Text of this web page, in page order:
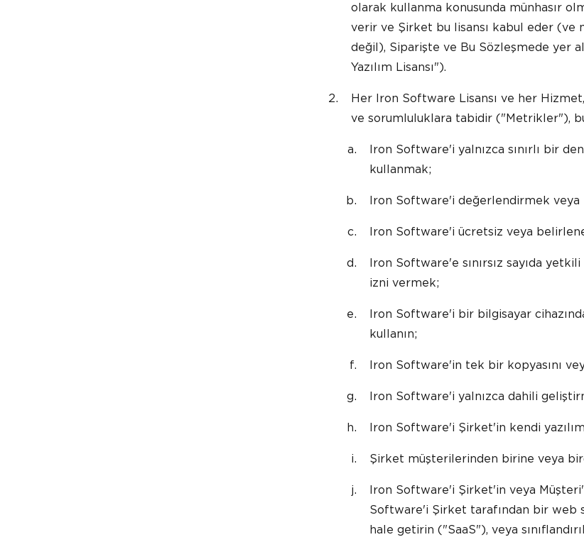
olarak kullanma konusunda münhasır
verir ve Şirket bu lisansı kabul eder (ve
değil), Siparişte ve Bu Sözleşmede yer
Yazılım Lisansı").
Her Iron Software Lisansı ve her
ve sorumluluklara tabidir ("Metrikler"),
Iron Software'i yalnızca sınırlı bir
kullanmak;
Iron Software'i değerlendirmek
Iron Software'i ücretsiz veya
Iron Software'e sınırsız sayıda yetkili
izni vermek;
Iron Software'i bir bilgisayar
kullanın;
Iron Software'in tek bir kopyasını
Iron Software'i yalnızca dahili
Iron Software'i Şirket'in kendi
Şirket müşterilerinden birine veya
Iron Software'i Şirket'in veya
Software'i Şirket tarafından bir web
hale getirin ("SaaS"), veya